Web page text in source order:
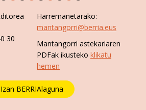
30
Harremanetarako:
mantangorri@berria.eus
Mantangorri astekariaren
PDFak ikusteko klikatu
hemen
Izan BERRIAlaguna